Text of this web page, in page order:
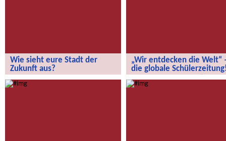
Wie sieht eure Stadt der
Zukunft aus?
Wie sieht eure Stadt der Zukunft aus?
„Wir entdecken die Welt“
die globale
„Wir entdecken die Welt“ – die
globale Schülerzeitung!